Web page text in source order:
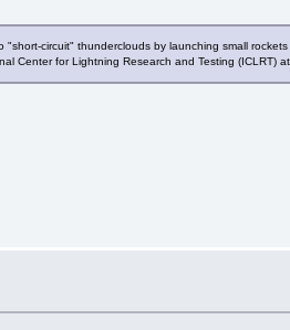
circuit" thunderclouds by launching small
Center for Lightning Research and Testing (ICLRT)